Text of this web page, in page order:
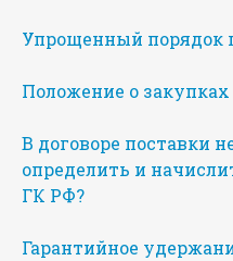
Упрощенный порядок
Положение о закупках
В договоре поставки
определить и
ГК РФ?
Гарантийное